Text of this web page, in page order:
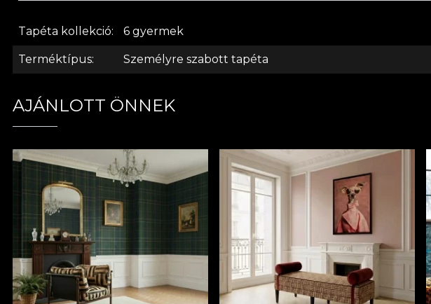
Tapéta kollekció 6 gyermek
Terméktípus Személyre szabott tapéta
AJÁNLOTT ÖNNEK